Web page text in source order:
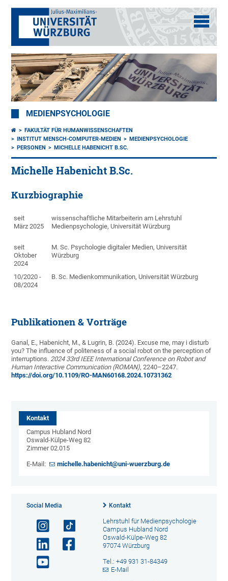
MEDIENPSYCHOLOGIE
FAKULTÄT FÜR HUMANWISSENSCHAFTEN
INSTITUT MENSCH-COMPUTER-MEDIEN
MEDIENPSYCHOLOGIE
PERSONEN
MICHELLE HABENICHT B.SC.
Michelle Habenicht B.Sc.
Kurzbiographie
seit
März 2025
wissenschaftliche Mitarbeiterin am Lehrstuhl
Medienpsychologie, Universität Würzburg
seit
Oktober
2024
M. Sc. Psychologie digitaler Medien, Universität
Würzburg
10/2020 -
08/2024
B. Sc. Medienkommunikation, Universität Würzburg
Publikationen & Vorträge
Ganal, E., Habenicht, M., & Lugrin, B. (2024). Excuse me, may i disturb
you? The influence of politeness of a social robot on the perception of
interruptions. 2024 33rd IEEE International Conference on Robot and
Human Interactive Communication (ROMAN), 2240–2247.
https://doi.org/10.1109/RO-MAN60168.2024.10731362
Kontakt
Campus Hubland Nord
Oswald-Külpe-Weg 82
Zimmer 02.015
E-Mail: michelle.habenicht@uni-wuerzburg.de
Social Media Kontakt
Lehrstuhl für Medienpsychologie
Campus Hubland Nord
Oswald-Külpe-Weg 82
97074 Würzburg
Tel.: +49 931 31-84349
E-Mail